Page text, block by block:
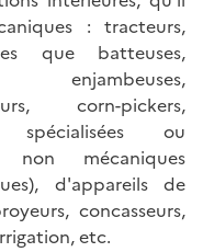
: tracteurs,
que batteuses,
enjambeuses,
corn-pickers,
spécialisées ou
non mécaniques
d'appareils de
concasseurs,
etc.